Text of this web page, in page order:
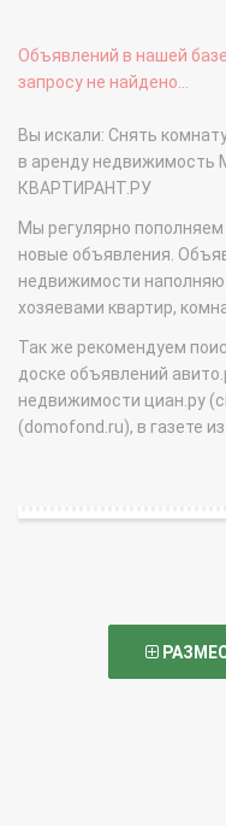
Объявлений в нашей
запросу не найдено...
Вы искали: Снять
в аренду недвижимость
КВАРТИРАНТ.РУ
Мы регулярно пополняем
новые объявления.
недвижимости
хозяевами квартир,
Так же рекомендуем
доске объявлений
недвижимости циан.ру
(domofond.ru), в газете